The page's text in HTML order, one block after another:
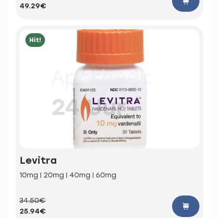
49.29€
Hit!
Levitra
10mg | 20mg | 40mg | 60mg
34.50€
25.94€